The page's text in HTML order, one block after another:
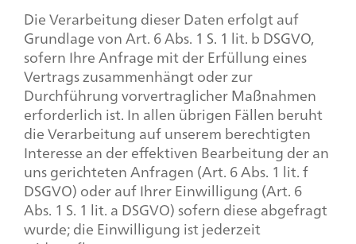
Die Verarbeitung dieser Daten erfolgt auf
Grundlage von Art. 6 Abs. 1 S. 1 lit. b DSGVO,
sofern Ihre Anfrage mit der Erfüllung eines
Vertrags zusammenhängt oder zur
Durchführung vorvertraglicher Maßnahmen
erforderlich ist. In allen übrigen Fällen beruht
die Verarbeitung auf unserem berechtigten
Interesse an der effektiven Bearbeitung der an
uns gerichteten Anfragen (Art. 6 Abs. 1 lit. f
DSGVO) oder auf Ihrer Einwilligung (Art. 6
Abs. 1 S. 1 lit. a DSGVO) sofern diese abgefragt
wurde; die Einwilligung ist jederzeit